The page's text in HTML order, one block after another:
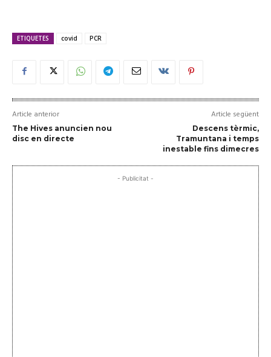
ETIQUETES covid PCR
Article anterior
The Hives anuncien nou
disc en directe
Article següent
Descens tèrmic,
Tramuntana i temps
inestable fins dimecres
- Publicitat -